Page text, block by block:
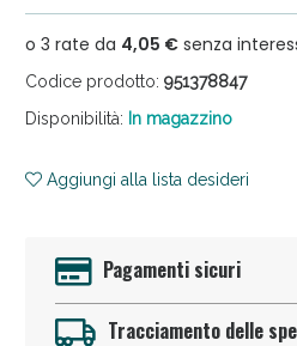
Codice prodotto: 951378847
Disponibilità: In magazzino
Aggiungi alla lista desideri
Pagamenti sicuri
Tracciamento delle
Anticellulite e Fanghi:
oggi!